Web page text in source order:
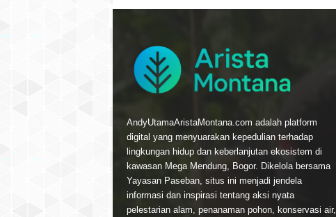
AndyUtamaAristaMontana.com adalah platform
digital yang menyuarakan kepedulian terhadap
lingkungan hidup dan keberlanjutan ekosistem di
kawasan Mega Mendung, Bogor. Dikelola bersama
Yayasan Paseban, situs ini menjadi jendela
informasi dan inspirasi tentang aksi nyata
pelestarian alam, penanaman pohon, konservasi air,